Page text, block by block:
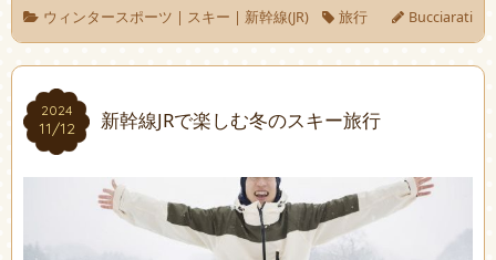
ウィンタースポーツ | スキー | 新幹線(JR) 旅行 Bucciarati
2024
11/12
2024
11/12 新幹線JRで楽しむ冬のスキー旅行